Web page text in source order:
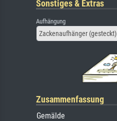
Sonstiges & Extras
Aufhängung
Zackenaufhänger (gesteckt)
Zusammenfassung
Gemälde